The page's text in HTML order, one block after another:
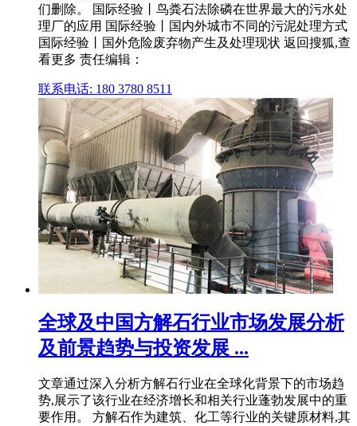
们删除。 国际经验丨鸟粪石法除磷在世界最大的污水处
理厂的应用 国际经验丨国内外城市不同的污泥处理方式
国际经验丨国外危险废弃物产生及处理现状 返回搜狐,查
看更多 责任编辑：
联系电话: 180 3780 8511
全球及中国方解石行业市场发展分析
及前景趋势与投资发展 ...
文章通过深入分析方解石行业在全球化背景下的市场趋
势,展示了该行业在经济增长和相关行业蓬勃发展中的重
要作用。 方解石作为建筑、化工等行业的关键原材料,其